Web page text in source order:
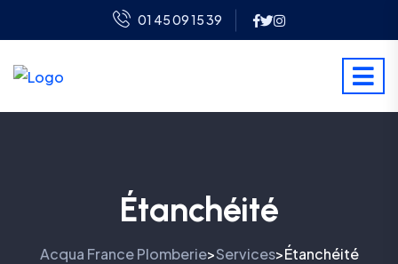
01 45 09 15 39
Étanchéité
Acqua France Plomberie>Services>Étanchéité